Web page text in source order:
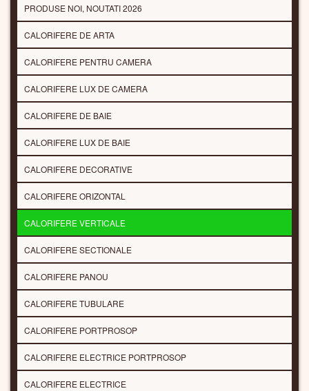
PRODUSE NOI, NOUTATI 2026
CALORIFERE DE ARTA
CALORIFERE PENTRU CAMERA
CALORIFERE LUX DE CAMERA
CALORIFERE DE BAIE
CALORIFERE LUX DE BAIE
CALORIFERE DECORATIVE
CALORIFERE ORIZONTAL
CALORIFERE VERTICALE
CALORIFERE SECTIONALE
CALORIFERE PANOU
CALORIFERE TUBULARE
CALORIFERE PORTPROSOP
CALORIFERE ELECTRICE PORTPROSOP
CALORIFERE ELECTRICE